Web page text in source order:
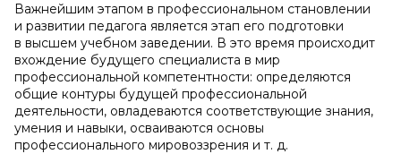
Важнейшим этапом в профессиональном становлении
и развитии педагога является этап его подготовки
в высшем учебном заведении. В это время происходит
вхождение будущего специалиста в мир
профессиональной компетентности: определяются
общие контуры будущей профессиональной
деятельности, овладеваются соответствующие знания,
умения и навыки, осваиваются основы
профессионального мировоззрения и т. д.